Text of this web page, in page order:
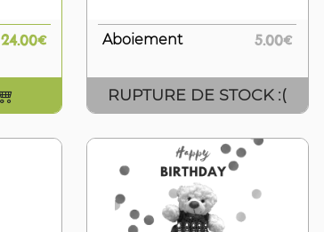
24.00€ Aboiement 5.00€
RUPTURE DE STOCK :(